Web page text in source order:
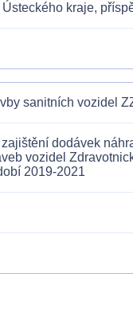
kraje,
sanitních vozidel
dodávek
vozidel
2019-2021